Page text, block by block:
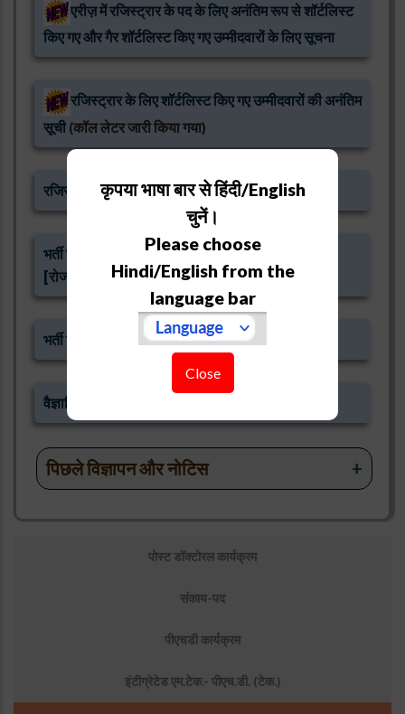
एरीज़ में रजिस्ट्रार के पद के लिए अनंतिम रूप से शॉर्टलिस्ट
किए गए और गैर शॉर्टलिस्ट किए गए उम्मीदवारों के लिए सूचना
रजिस्ट्रार के लिए शॉर्टलिस्ट किए गए उम्मीदवारों की अनंतिम
सूची(कॉल लेटर जारी किया गया)
रजिस्ट्रार के पद के लिए गैर-योग्य उम्मीदवारों की सूची
भर्ती विज्ञापन रजिस्ट्रार एवं प्रशासनिक अधिकारी के लिए
[रोजगार समाचार 11-17 मार्च 2023]
भर्ती विज्ञापन विभिन्न तकनीकी और प्रशासनिक पद-2023
वैज्ञानिक सहायक (पुस्तकालय) के लिए चयनित उम्मीदवार
पिछले विज्ञापन और नोटिस
वेब डेवलपर (अनुबंध पर)के पद के लिए वॉक-इन इंटरव्यू
डाउनलोड करने के लिए यहां क्लिक करें।
पोस्ट डॉक्टोरल कार्यक्रम
संकाय-पद
पीएचडी कार्यक्रम
इंटीग्रेटेड एम.टेक.- पीएच.डी. (टेक.)
कृपया भाषा बार से हिंदी/English
चुनें।
Please choose
Hindi/English from the
language bar
Close